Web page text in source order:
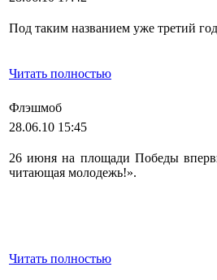
Под таким названием уже третий
Читать полностью
Флэшмоб
28.06.10 15:45
26 июня на площади Победы
читающая молодежь!».
Читать полностью